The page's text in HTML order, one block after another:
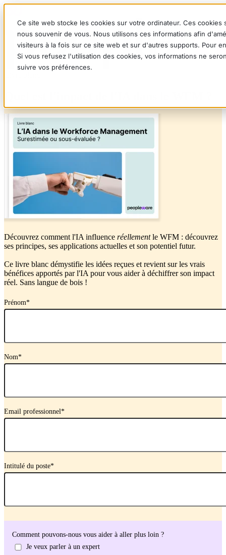
Ce site web stocke les cookies sur votre ordinateur. Ces
nous souvenir de vous. Nous utilisons ces informations afin
visiteurs à la fois sur ce site web et sur d'autres supports. Pour
Si vous refusez l'utilisation des cookies, vos informations ne
suivre vos préférences.
Découvrez comment l'IA influence réellementle WFM : découvrez
ses principes, ses applications actuelles et son potentiel futur.
Ce livre blanc démystifie les idées reçues et revient sur les vrais
bénéfices apportés par l'IA pour vous aider à déchiffrer son impact
réel. Sans langue de bois !
Prénom*
Nom*
Email professionnel*
Intitulé du poste*
Comment pouvons-nous vous aider à aller plus loin ?
Je veux parler à un expert